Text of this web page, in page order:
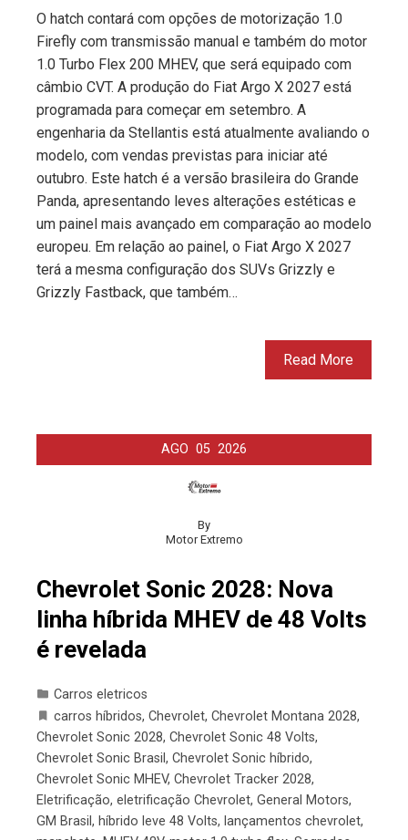
O hatch contará com opções de motorização 1.0
Firefly com transmissão manual e também do motor
1.0 Turbo Flex 200 MHEV, que será equipado com
câmbio CVT. A produção do Fiat Argo X 2027 está
programada para começar em setembro. A
engenharia da Stellantis está atualmente avaliando o
modelo, com vendas previstas para iniciar até
outubro. Este hatch é a versão brasileira do Grande
Panda, apresentando leves alterações estéticas e
um painel mais avançado em comparação ao modelo
europeu. Em relação ao painel, o Fiat Argo X 2027
terá a mesma configuração dos SUVs Grizzly e
Grizzly Fastback, que também…
Read More
AGO 05 2026
By
Motor Extremo
Chevrolet Sonic 2028: Nova
linha híbrida MHEV de 48 Volts
é revelada
Carros eletricos
carros híbridos, Chevrolet, Chevrolet Montana 2028,
Chevrolet Sonic 2028, Chevrolet Sonic 48 Volts,
Chevrolet Sonic Brasil , Chevrolet Sonic híbrido,
Chevrolet Sonic MHEV, Chevrolet Tracker 2028,
Eletrificação, eletrificação Chevrolet, General Motors,
GM Brasil , híbrido leve 48 Volts, lançamentos chevrolet,